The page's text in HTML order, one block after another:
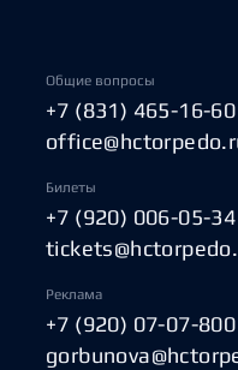
Общие вопросы
+7 (831) 465-16-60
Билеты
+7 (920) 006-05-34
Реклама
+7 (920) 07-07-800